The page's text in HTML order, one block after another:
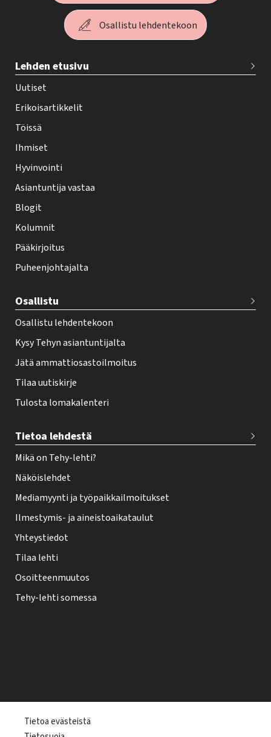
Osallistu lehdentekoon
e
h
y
-
e
h
t
i
f
o
t
r
Lehden etusivu
Uutiset
Erikoisartikkelit
Töissä
Ihmiset
Hyvinvointi
Asiantuntija vastaa
Blogit
Kolumnit
Pääkirjoitus
Puheenjohtajalta
Osallistu
Osallistu lehdentekoon
Kysy Tehyn asiantuntijalta
Jätä ammattiosastoilmoitus
Tilaa uutiskirje
Tulosta lomakalenteri
Tietoa lehdestä
Mikä on Tehy-lehti?
Näköislehdet
Mediamyynti ja työpaikkailmoitukset
Ilmestymis- ja aineistoaikataulut
Yhteystiedot
Tilaa lehti
Osoitteenmuutos
Tehy-lehti somessa
Tietoa evästeistä